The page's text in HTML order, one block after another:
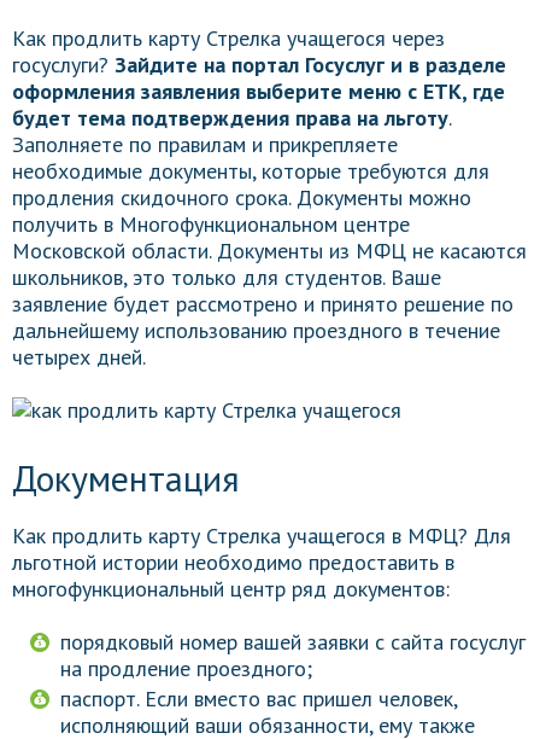
Как продлить карту Стрелка учащегося через
госуслуги? Зайдите на портал Госуслуг и в разделе
оформления заявления выберите меню с ЕТК, где
будет тема подтверждения права на льготу.
Заполняете по правилам и прикрепляете
необходимые документы, которые требуются для
продления скидочного срока. Документы можно
получить в Многофункциональном центре
Московской области. Документы из МФЦ не касаются
школьников, это только для студентов. Ваше
заявление будет рассмотрено и принято решение по
дальнейшему использованию проездного в течение
четырех дней.
Документация
Как продлить карту Стрелка учащегося в МФЦ? Для
льготной истории необходимо предоставить в
многофункциональный центр ряд документов:
порядковый номер вашей заявки с сайта госуслуг
на продление проездного;
паспорт. Если вместо вас пришел человек,
исполняющий ваши обязанности, ему также